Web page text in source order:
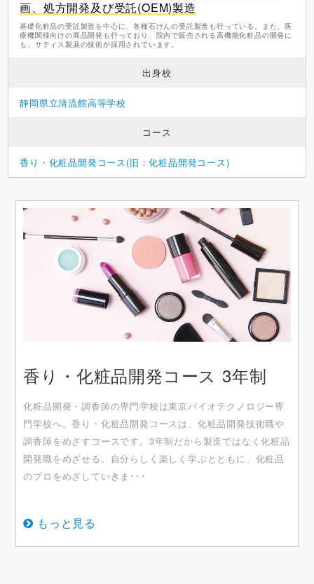
画、処方開発及び受託(OEM)製造
基礎化粧品の受託製造を中心に、各種石けんの受託製造も行っている。また、医
療機関様向けの商品開発も行っており、院内で販売される高機能化粧品の開発に
も、サティス製薬の技術が採用されています。
出身校
静岡県立清流館高等学校
コース
香り・化粧品開発コース(旧：化粧品開発コース)
香り・化粧品開発コース 3年制
化粧品開発・調⾹師の専⾨学校は東京バイオテクノロジー専
⾨学校へ。⾹り・化粧品開発コースは、化粧品開発技術職や
調⾹師をめざすコースです。3年制だから製造ではなく化粧品
開発職をめざせる。⾃分らしく楽しく学ぶとともに、化粧品
のプロをめざしていきま･･･
もっと見る